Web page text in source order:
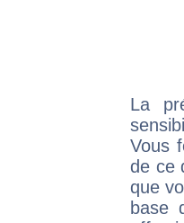
La
Vous
de ce
que
base